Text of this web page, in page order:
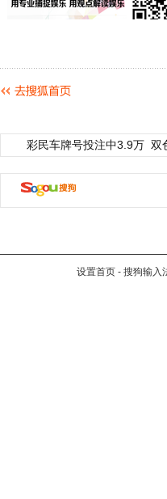
彩民车牌号投注中3.9万 双
设置首页 - 搜狗输入